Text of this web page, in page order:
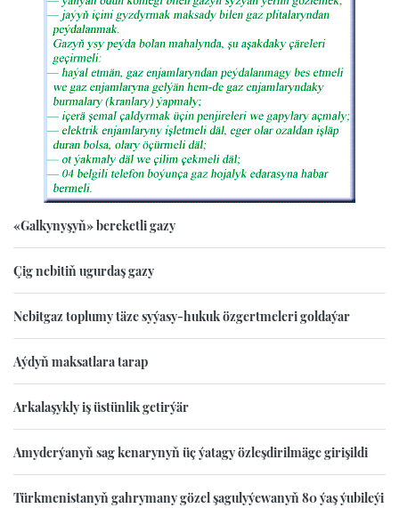
«Galkynyşyň» bereketli gazy
Çig nebitiň ugurdaş gazy
Nebitgaz toplumy täze syýasy-hukuk özgertmeleri goldaýar
Aýdyň maksatlara tarap
Arkalaşykly iş üstünlik getirýär
Amyderýanyň sag kenarynyň üç ýatagy özleşdirilmäge girişildi
Türkmenistanyň gahrymany gözel şagulyýewanyň 80 ýaş ýubileýi